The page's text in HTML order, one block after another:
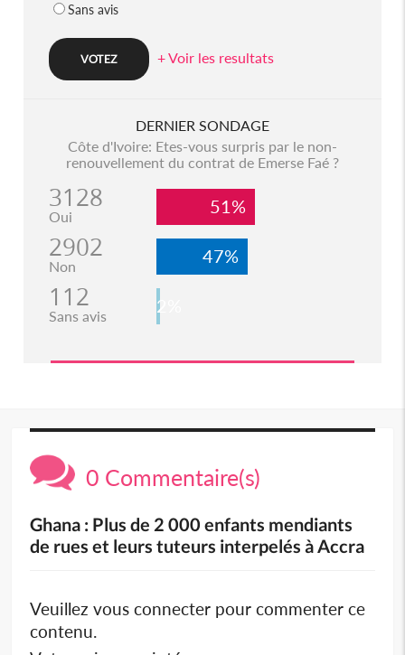
Sans avis
+ Voir les resultats
DERNIER SONDAGE
Côte d'Ivoire: Etes-vous surpris par le non-
renouvellement du contrat de Emerse Faé ?
3128
Oui 51%
2902
Non 47%
112
Sans avis 2%
0 Commentaire(s)
Ghana : Plus de 2 000 enfants mendiants
de rues et leurs tuteurs interpelés à Accra
Veuillez vous connecter pour commenter ce
contenu.